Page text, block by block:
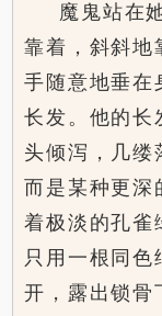
魔鬼站在
靠着，斜斜地
手随意地垂在
长发。他的长
头倾泻，几缕
而是某种更深
着极淡的孔雀
只用一根同色
开，露出锁骨